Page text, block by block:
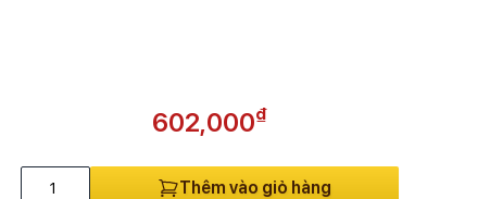
602,000₫
Thêm vào giỏ hàng